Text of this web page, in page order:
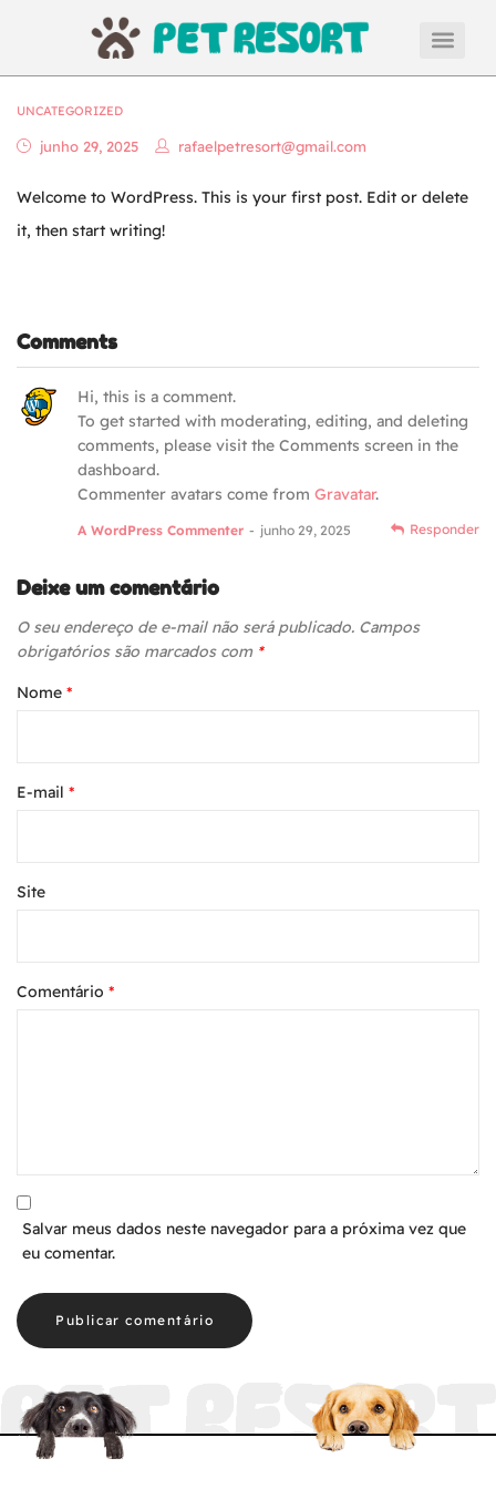
UNCATEGORIZED
junho 29, 2025 rafaelpetresort@gmail.com
Welcome to WordPress. This is your first post. Edit or delete
it, then start writing!
Comments
Hi, this is a comment.
To get started with moderating, editing, and deleting
comments, please visit the Comments screen in the
dashboard.
Commenter avatars come from Gravatar.
A WordPress Commenter junho 29, 2025 Responder
Deixe um comentário
O seu endereço de e-mail não será publicado. Campos
obrigatórios são marcados com *
Nome *
E-mail *
Site
Comentário *
Salvar meus dados neste navegador para a próxima vez que
eu comentar.